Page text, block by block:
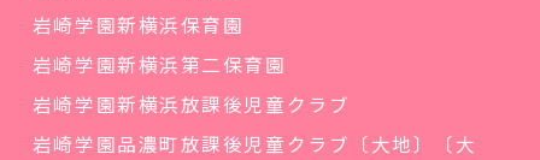
岩崎学園新横浜保育園
岩崎学園新横浜第二保育園
岩崎学園新横浜放課後児童クラブ
岩崎学園品濃町放課後児童クラブ〔大地〕〔大